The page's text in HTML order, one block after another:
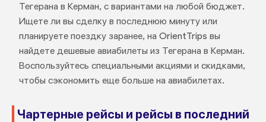
Тегерана в Керман, с вариантами на любой бюджет.
Ищете ли вы сделку в последнюю минуту или
планируете поездку заранее, на OrientTrips вы
найдете дешевые авиабилеты из Тегерана в Керман.
Воспользуйтесь специальными акциями и скидками,
чтобы сэкономить еще больше на авиабилетах.
Чартерные рейсы и рейсы в последний